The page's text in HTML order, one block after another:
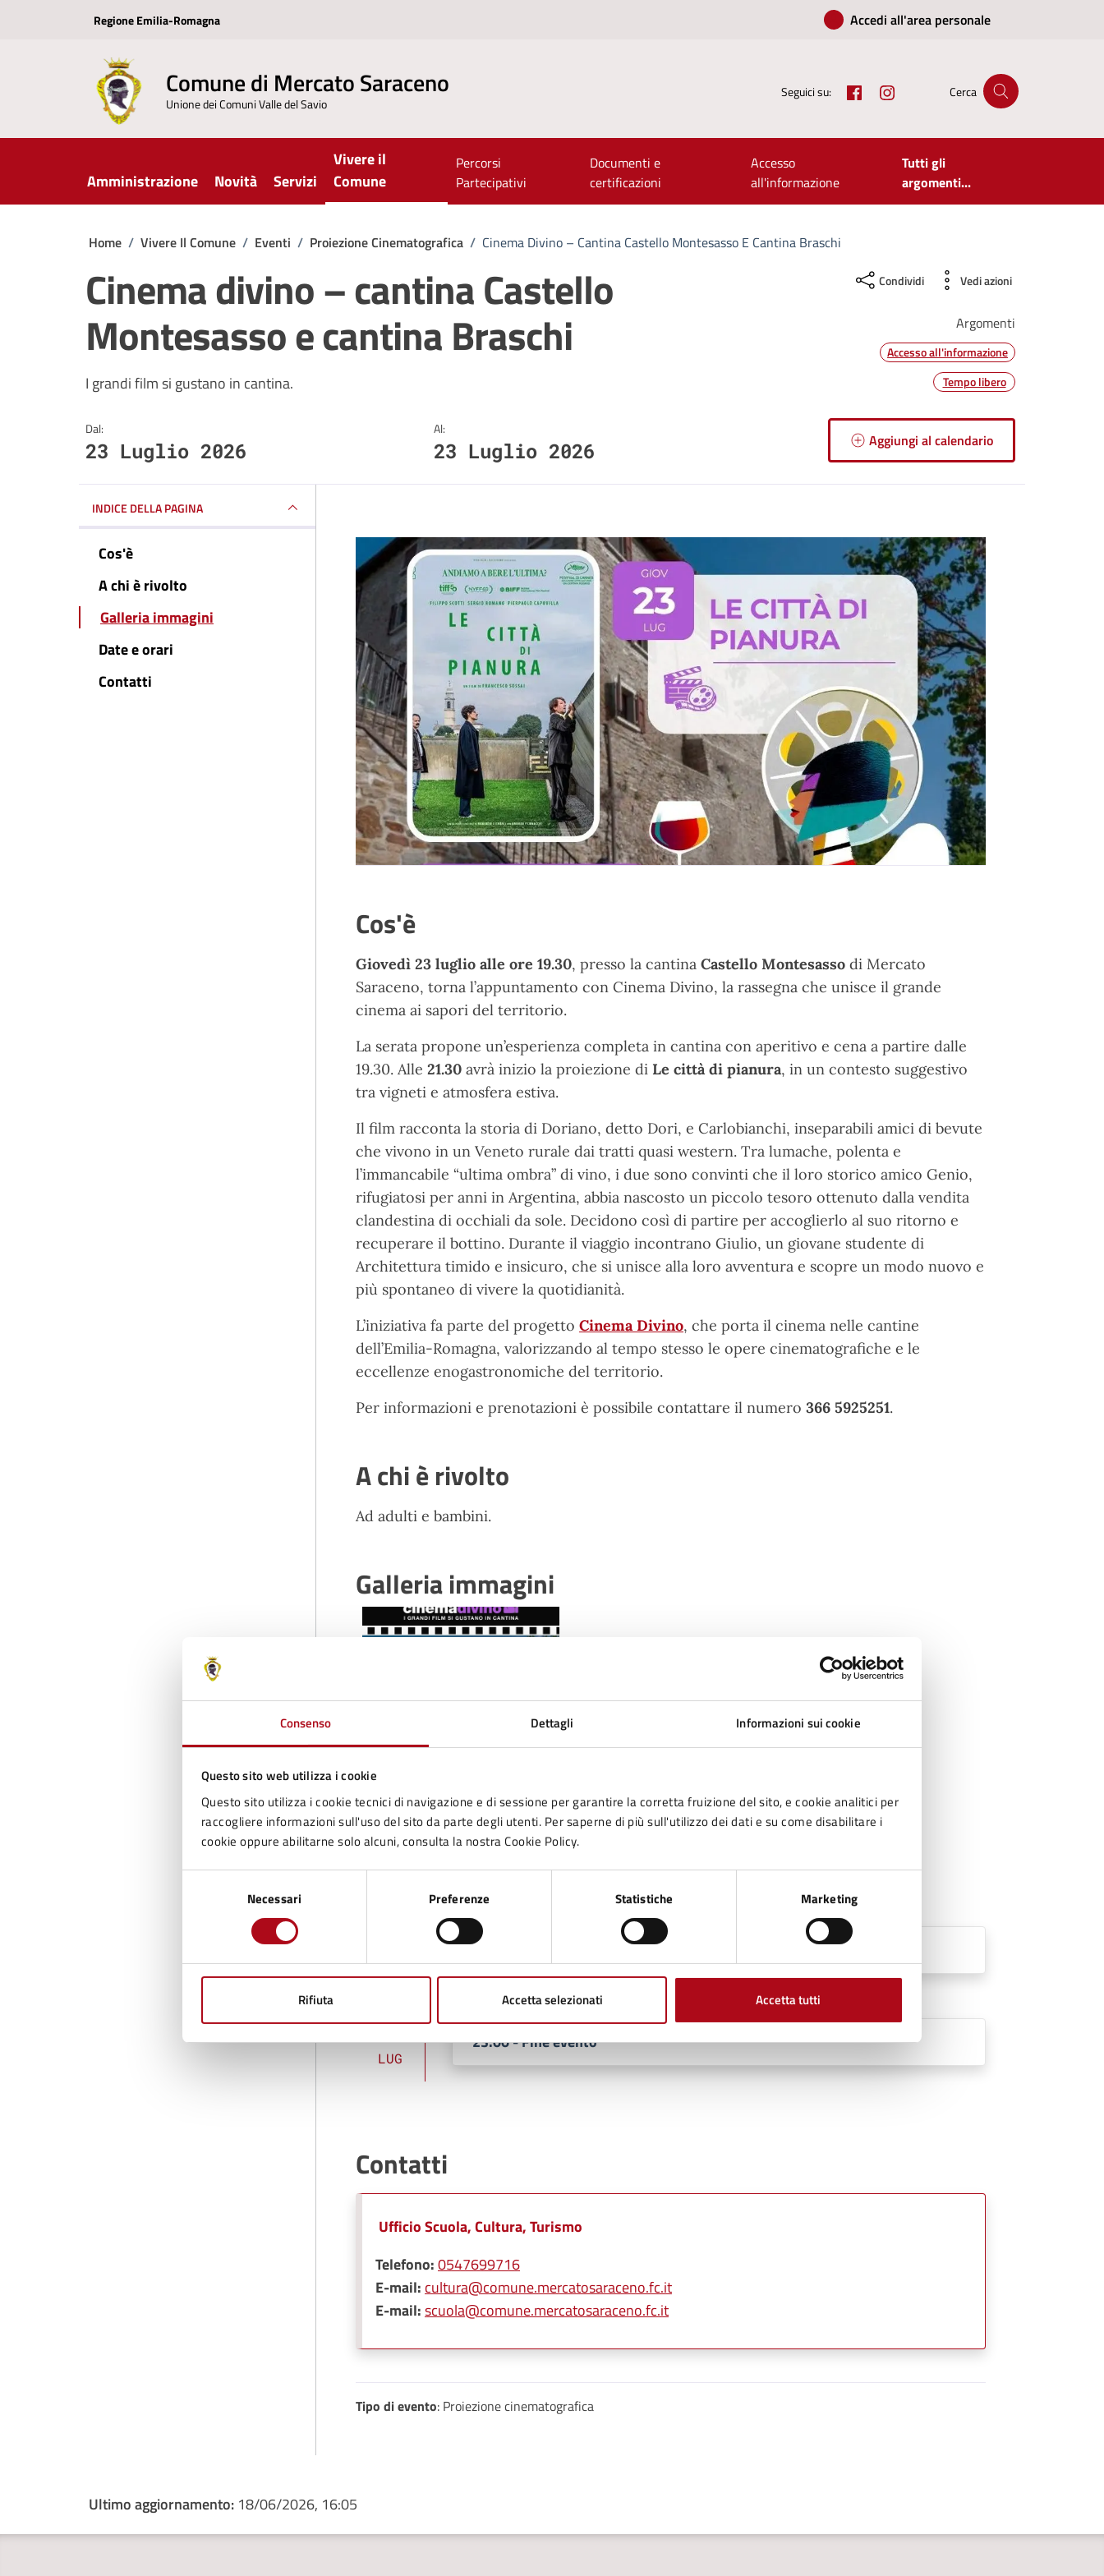
Consenso Dettagli Informazioni sui cookie
Questo sito web utilizza i cookie
Questo sito utilizza i cookie tecnici di navigazione e di sessione per garantire la corretta fruizione del sito, e cookie analitici per
raccogliere informazioni sull'uso del sito da parte degli utenti. Per saperne di più sull'utilizzo dei dati e su come disabilitare i
cookie oppure abilitarne solo alcuni, consulta la nostra Cookie Policy.
Necessari Preferenze Statistiche Marketing
Rifiuta Accetta selezionati Accetta tutti
Regione Emilia-Romagna Accedi all'area personale
Comune di Mercato Saraceno
Unione dei Comuni Valle del Savio
Seguici su: FacebookInstagramCerca
Amministrazione Novità Servizi
Vivere il
Comune
Percorsi
Partecipativi
Documenti e
certificazioni
Accesso
all'informazione
Tutti gli
argomenti...
Home / Vivere Il Comune / Eventi / Proiezione Cinematografica / Cinema Divino – Cantina Castello Montesasso E Cantina Braschi
Cinema divino – cantina Castello
Montesasso e cantina Braschi
I grandi film si gustano in cantina.
Condividi Vedi azioni
Argomenti
Accesso all'informazione
Tempo libero
Dal:
23 Luglio 2026
Al:
23 Luglio 2026 Aggiungi al calendario
INDICE DELLA PAGINA
Cos'è
A chi è rivolto
Galleria immagini
Date e orari
Contatti
Cos'è
Giovedì 23 luglio alle ore 19.30, presso la cantina Castello Montesasso di Mercato
Saraceno, torna l’appuntamento con Cinema Divino, la rassegna che unisce il grande
cinema ai sapori del territorio.
La serata propone un’esperienza completa in cantina con aperitivo e cena a partire dalle
19.30. Alle 21.30 avrà inizio la proiezione di Le città di pianura, in un contesto suggestivo
tra vigneti e atmosfera estiva.
Il film racconta la storia di Doriano, detto Dori, e Carlobianchi, inseparabili amici di bevute
che vivono in un Veneto rurale dai tratti quasi western. Tra lumache, polenta e
l’immancabile “ultima ombra” di vino, i due sono convinti che il loro storico amico Genio,
rifugiatosi per anni in Argentina, abbia nascosto un piccolo tesoro ottenuto dalla vendita
clandestina di occhiali da sole. Decidono così di partire per accoglierlo al suo ritorno e
recuperare il bottino. Durante il viaggio incontrano Giulio, un giovane studente di
Architettura timido e insicuro, che si unisce alla loro avventura e scopre un modo nuovo e
più spontaneo di vivere la quotidianità.
L’iniziativa fa parte del progetto Cinema Divino, che porta il cinema nelle cantine
dell’Emilia-Romagna, valorizzando al tempo stesso le opere cinematografiche e le
eccellenze enogastronomiche del territorio.
Per informazioni e prenotazioni è possibile contattare il numero 366 5925251.
A chi è rivolto
Ad adulti e bambini.
Galleria immagini
Date e orari
LUG
19:30 - Inizio evento
23
LUG
23:00 - Fine evento
Contatti
Ufficio Scuola, Cultura, Turismo
Telefono:0547699716
E-mail: cultura@comune.mercatosaraceno.fc.it
E-mail:scuola@comune.mercatosaraceno.fc.it
Tipo di evento: Proiezione cinematografica
Ultimo aggiornamento: 18/06/2026, 16:05